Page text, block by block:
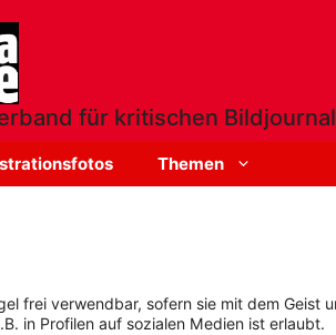
für kritischen
Themen
frei verwendbar, sofern sie mit dem
in Profilen auf sozialen Medien ist erlaubt.